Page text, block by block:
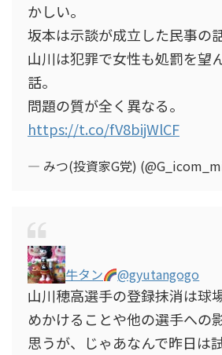
かしい。
坂本は示談が成立した民事の話
山川は犯罪で女性も処罰を望
話。
問題の質が全く異なる。
https://t.co/fV8bijWlCF
— みつ(投資家G党)
牛タン @gyutangogo
山川穂高選手の登録抹消は球
めかけることや他の選手への
思うが、じゃあなんで昨日は